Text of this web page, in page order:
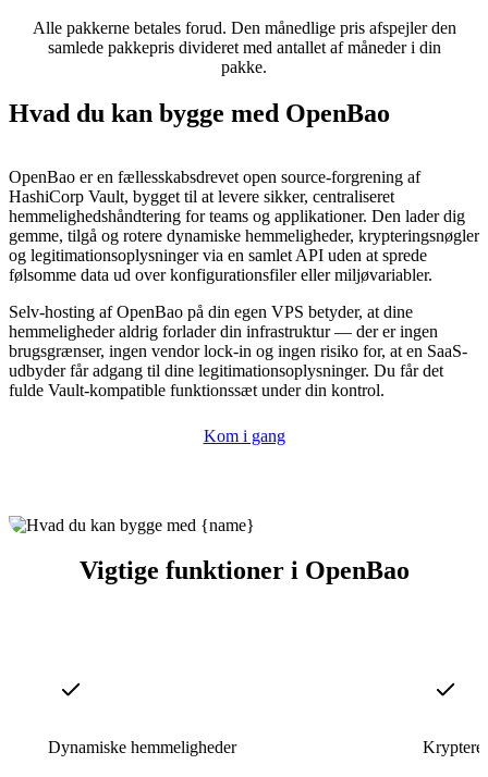
Alle pakkerne betales forud. Den månedlige pris afspejler den
samlede pakkepris divideret med antallet af måneder i din
pakke.
Hvad du kan bygge med OpenBao
OpenBao er en fællesskabsdrevet open source-forgrening af
HashiCorp Vault, bygget til at levere sikker, centraliseret
hemmelighedshåndtering for teams og applikationer. Den lader dig
gemme, tilgå og rotere dynamiske hemmeligheder, krypteringsnøgler
og legitimationsoplysninger via en samlet API uden at sprede
følsomme data ud over konfigurationsfiler eller miljøvariabler.
Selv-hosting af OpenBao på din egen VPS betyder, at dine
hemmeligheder aldrig forlader din infrastruktur — der er ingen
brugsgrænser, ingen vendor lock-in og ingen risiko for, at en SaaS-
udbyder får adgang til dine legitimationsoplysninger. Du får det
fulde Vault-kompatible funktionssæt under din kontrol.
Kom i gang
Vigtige funktioner i OpenBao
Dynamiske hemmeligheder